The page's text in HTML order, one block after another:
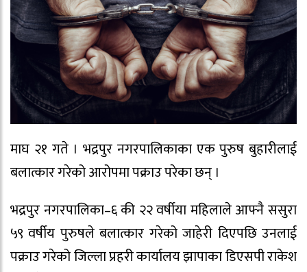
माघ २१ गते । भद्रपुर नगरपालिकाका एक पुरुष बुहारीलाई
बलात्कार गरेको आरोपमा पक्राउ परेका छन् ।
भद्रपुर नगरपालिका–६ की २२ वर्षीया महिलाले आफ्नै ससुरा
५९ वर्षीय पुरुषले बलात्कार गरेको जाहेरी दिएपछि उनलाई
पक्राउ गरेको जिल्ला प्रहरी कार्यालय झापाका डिएसपी राकेश